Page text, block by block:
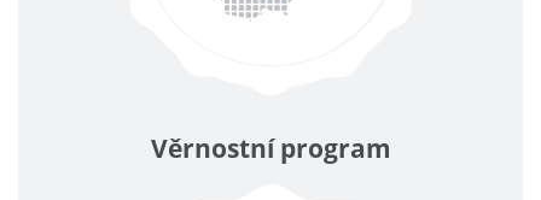
Věrnostní program